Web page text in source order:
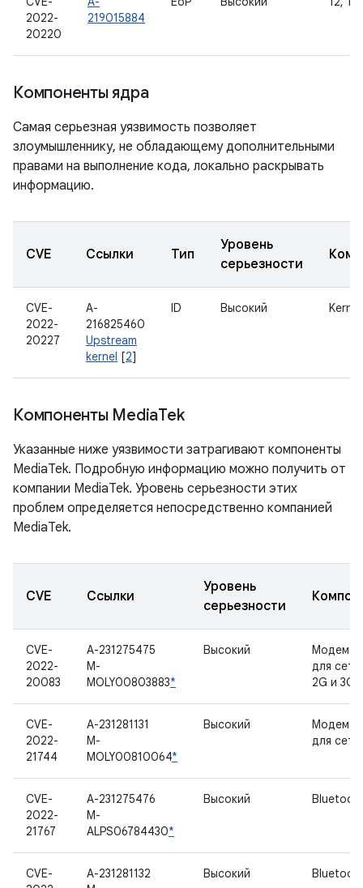
2022-
20220
219015884
Компоненты ядра
Самая серьезная уязвимость позволяет
злоумышленнику, не обладающему дополнительными
правами на выполнение кода, локально раскрывать
информацию.
CVE Ссылки Тип
Уровень
серьезности
CVE-
2022-
20227
A-
216825460
Upstream
kernel [2]
ID Высокий Kernel
Компоненты MediaTek
Указанные ниже уязвимости затрагивают компоненты
MediaTek. Подробную информацию можно получить от
компании MediaTek. Уровень серьезности этих
проблем определяется непосредственно компанией
MediaTek.
CVE Ссылки
Уровень
серьезности
CVE-
2022-
20083
A-231275475
M-
MOLY00803883*
Высокий
Модем
для
2G и 3G
CVE-
2022-
21744
A-231281131
M-
MOLY00810064*
Высокий
Модем
для
CVE-
2022-
21767
A-231275476
M-
ALPS06784430*
Высокий
CVE-
A-231281132
Высокий